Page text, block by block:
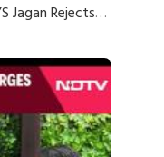
Jagan Rejects